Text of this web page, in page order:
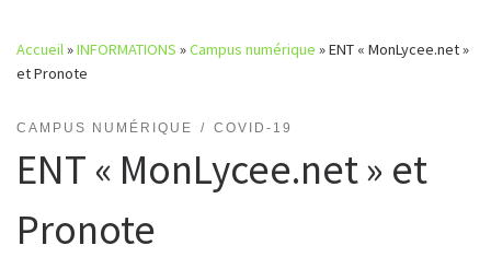
Accueil»INFORMATIONS »Campus numérique »ENT « MonLycee.net »
et Pronote
CAMPUS NUMÉRIQUE COVID-19
ENT « MonLycee.net » et
Pronote